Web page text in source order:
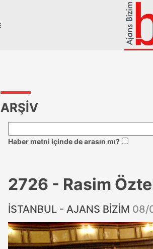
ARŞİV
Haber metni içinde de arasın mı?
2726 - Rasim
İSTANBUL - AJANS BİZİM 08/